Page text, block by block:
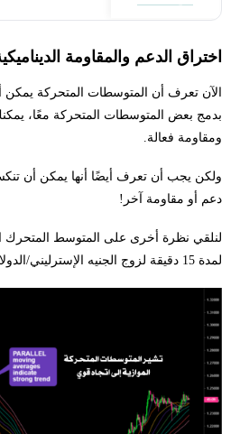
اختراق الدعم والمقاومة
الآن تعرف أن المتوسطات المتحركة
بدمج بعض المتوسطات المتحركة معًا،
ومقاومة فعالة.
ولكن يجب أن تعرف أيضًا أنها يمكن أن
دعم أو مقاومة آخر!
لمدة 15 دقيقة لزوج الجنيه الإسترليني/الدولار الأمريكي.